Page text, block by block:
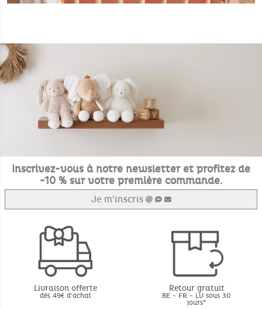
Inscrivez-vous à notre newsletter et profitez de
-10 % sur votre première commande.
Je m'inscris
Livraison offerte
dès 49€ d'achat
Retour gratuit
BE - FR - LU sous 30
jours*